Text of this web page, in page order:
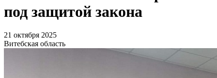
под защитой закона
21 октября 2025
Витебская область